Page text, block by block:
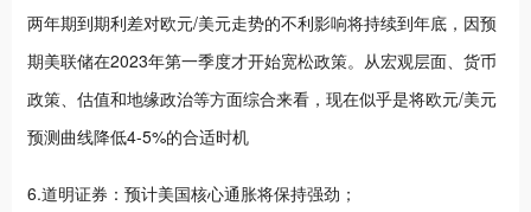
两年期到期利差对欧元/美元走势的不利影响将持续到年底，因预
期美联储在2023年第一季度才开始宽松政策。从宏观层面、货币
政策、估值和地缘政治等方面综合来看，现在似乎是将欧元/美元
预测曲线降低4-5%的合适时机
6.道明证券：预计美国核心通胀将保持强劲；